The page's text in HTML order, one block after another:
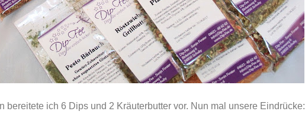
bereitete ich 6 Dips und 2 Kräuterbutter vor. Nun mal unsere Eindrücke: